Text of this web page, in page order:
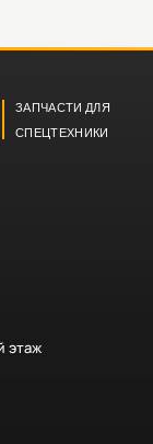
ЗАПЧАСТИ ДЛЯ
СПЕЦТЕХНИКИ
этаж